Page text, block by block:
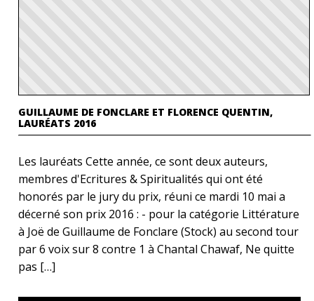
GUILLAUME DE FONCLARE ET FLORENCE QUENTIN,
LAURÉATS 2016
Les lauréats Cette année, ce sont deux auteurs,
membres d'Ecritures & Spiritualités qui ont été
honorés par le jury du prix, réuni ce mardi 10 mai a
décerné son prix 2016 : - pour la catégorie Littérature
à Joë de Guillaume de Fonclare (Stock) au second tour
par 6 voix sur 8 contre 1 à Chantal Chawaf, Ne quitte
pas […]